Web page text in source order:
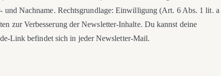
und Nachname. Rechtsgrundlage: Einwilligung (Art. 6 Abs. 1 lit. a
zur Verbesserung der Newsletter-Inhalte. Du kannst deine
Link befindet sich in jeder Newsletter-Mail.